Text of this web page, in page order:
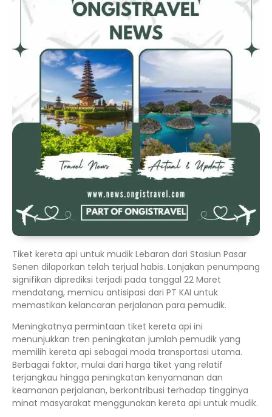
Tiket kereta api untuk mudik Lebaran dari Stasiun Pasar
Senen dilaporkan telah terjual habis. Lonjakan penumpang
signifikan diprediksi terjadi pada tanggal 22 Maret
mendatang, memicu antisipasi dari PT KAI untuk
memastikan kelancaran perjalanan para pemudik.
Meningkatnya permintaan tiket kereta api ini
menunjukkan tren peningkatan jumlah pemudik yang
memilih kereta api sebagai moda transportasi utama.
Berbagai faktor, mulai dari harga tiket yang relatif
terjangkau hingga peningkatan kenyamanan dan
keamanan perjalanan, berkontribusi terhadap tingginya
minat masyarakat menggunakan kereta api untuk mudik.